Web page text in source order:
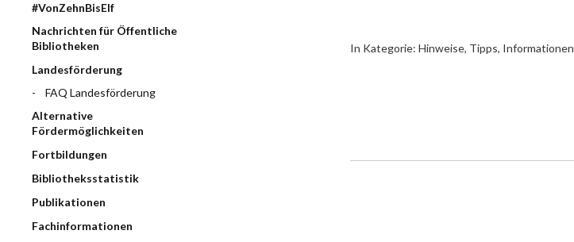
#VonZehnBisElf
Nachrichten für Öffentliche
Bibliotheken
Landesförderung
FAQ Landesförderung
Alternative
Fördermöglichkeiten
Fortbildungen
Bibliotheksstatistik
Publikationen
Fachinformationen
In Kategorie: Hinweise, Tipps, Informationen